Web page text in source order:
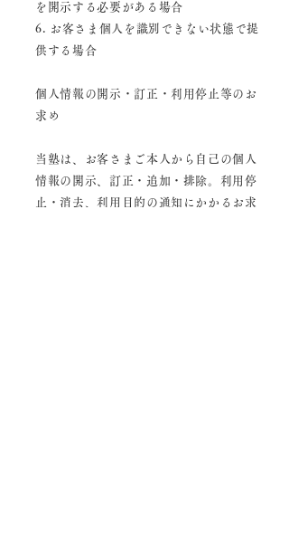
を開示する必要がある場合
6. お客さま個人を識別できない状態で提
供する場合
個人情報の開示・訂正・利用停止等のお
求め
当塾は、お客さまご本人から自己 の個人
情報の開示、訂正・追加・排除。利用停
止・消去、利用目的の通知にかかるお求